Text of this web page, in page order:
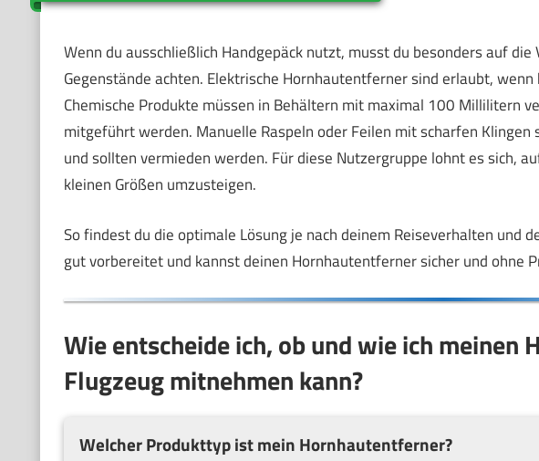
Wenn du ausschließlich Handgepäck nutzt, musst du besonders auf
Gegenstände achten. Elektrische Hornhautentferner sind erlaubt,
Chemische Produkte müssen in Behältern mit maximal 100 Millilitern
mitgeführt werden. Manuelle Raspeln oder Feilen mit scharfen
und sollten vermieden werden. Für diese Nutzergruppe lohnt es sich,
kleinen Größen umzusteigen.
So findest du die optimale Lösung je nach deinem Reiseverhalten und
gut vorbereitet und kannst deinen Hornhautentferner sicher und ohne
Wie entscheide ich, ob und wie ich meinen
Flugzeug mitnehmen kann?
Welcher Produkttyp ist mein Hornhautentferner?